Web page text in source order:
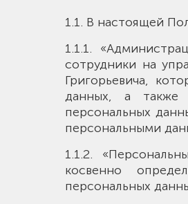
1.1. В настоящей
1.1.1.
сотрудники на
Григорьевича,
данных, а также
персональных
персональными
1.1.2.
косвенно
персональных